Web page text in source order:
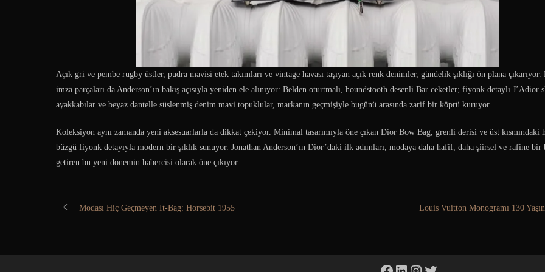
Açık gri ve pembe rugby üstler, pudra mavisi etek takımları ve vintage havası taşıyan açık renk denimler, gündelik şıklığı ön plana
imza parçaları da Anderson’ın bakış açısıyla yeniden ele alınıyor: Belden oturtmalı, houndstooth desenli Bar ceketler; fiyonk detaylı J’Adior
ayakkabılar ve beyaz dantelle süslenmiş denim mavi topuklular, markanın geçmişiyle bugünü arasında zarif bir köprü kuruyor.
Koleksiyon aynı zamanda yeni aksesuarlarla da dikkat çekiyor. Minimal tasarımıyla öne çıkan Dior Bow Bag, grenli derisi ve üst kısmındaki
büzgü fiyonk detayıyla modern bir şıklık sunuyor. Jonathan Anderson’ın Dior’daki ilk adımları, modaya daha hafif, daha şiirsel ve rafine bir
getiren bu yeni dönemin habercisi olarak öne çıkıyor.
Modası Hiç Geçmeyen It-Bag: Horsebit 1955 Louis Vuitton Monogramı 130